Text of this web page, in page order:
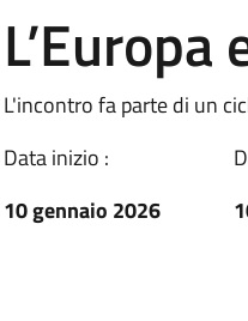
L'incontro fa parte di un
Data inizio :
10 gennaio 2026